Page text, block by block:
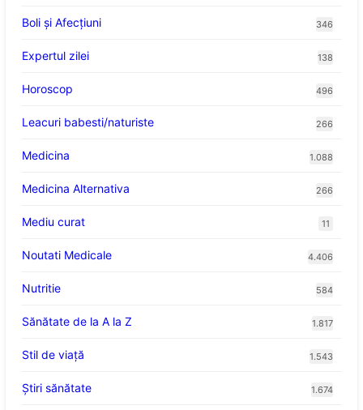
Boli și Afecțiuni 346
Expertul zilei 138
Horoscop 496
Leacuri babesti/naturiste 266
Medicina 1.088
Medicina Alternativa 266
Mediu curat 11
Noutati Medicale 4.406
Nutritie 584
Sănătate de la A la Z 1.817
Stil de viaţă 1.543
Ştiri sănătate 1.674